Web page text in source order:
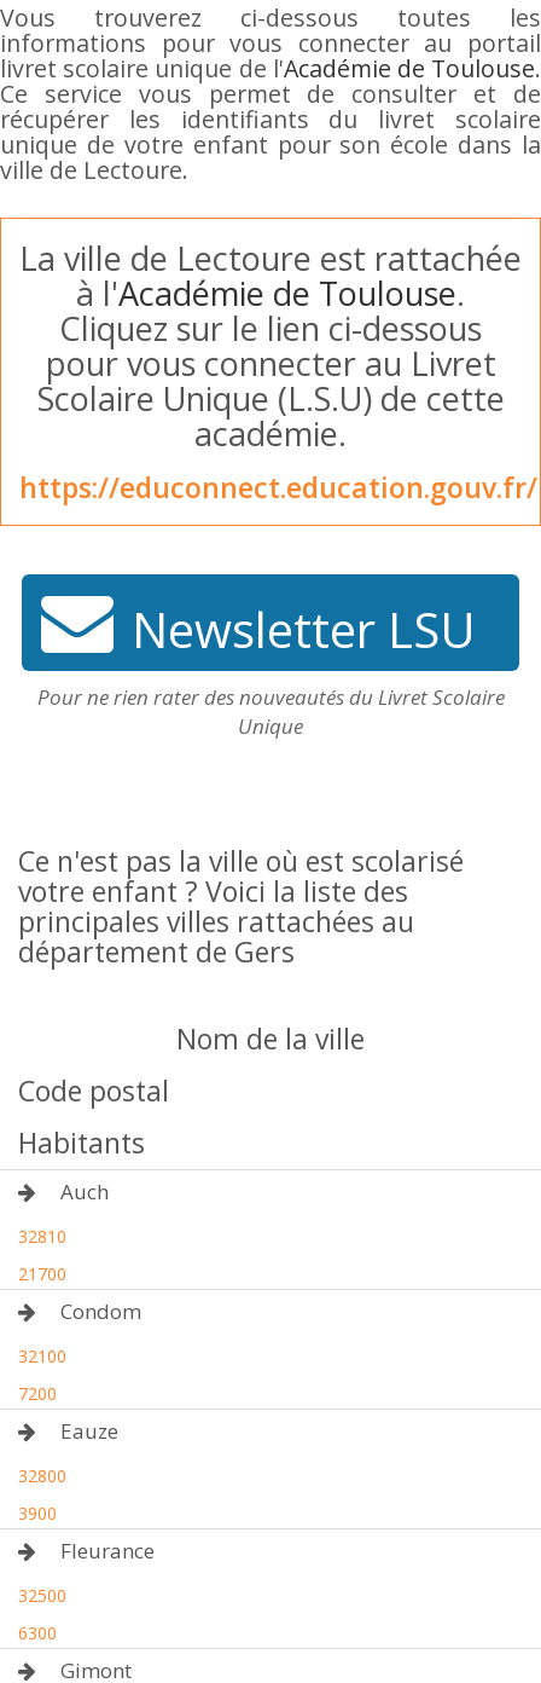
Vous trouverez ci-dessous toutes les
informations pour vous connecter au portail
livret scolaire unique de l'Académie de Toulouse.
Ce service vous permet de consulter et de
récupérer les identifiants du livret scolaire
unique de votre enfant pour son école dans la
ville de Lectoure.
La ville de Lectoure est rattachée
à l'Académie de Toulouse.
Cliquez sur le lien ci-dessous
pour vous connecter au Livret
Scolaire Unique (L.S.U) de cette
académie.
https://educonnect.education.gouv.fr/
Newsletter LSU
Pour ne rien rater des nouveautés du Livret Scolaire
Unique
Ce n'est pas la ville où est scolarisé
votre enfant ? Voici la liste des
principales villes rattachées au
département de Gers
Nom de la ville
Code postal
Habitants
Auch
32810
21700
Condom
32100
7200
Eauze
32800
3900
Fleurance
32500
6300
Gimont